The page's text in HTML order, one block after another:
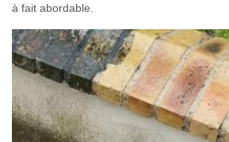
à fait abordable.